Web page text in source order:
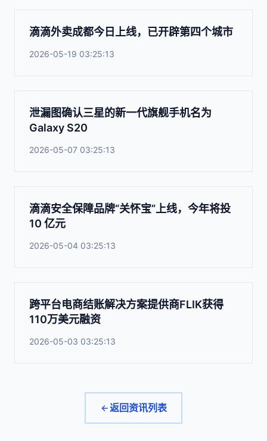
滴滴外卖成都今日上线，已开辟第四个城市
2026-05-19 03:25:13
泄漏图确认三星的新一代旗舰手机名为
Galaxy S20
2026-05-07 03:25:13
滴滴安全保障品牌“关怀宝”上线，今年将投
10 亿元
2026-05-04 03:25:13
跨平台电商结账解决方案提供商FLIK获得
110万美元融资
2026-05-03 03:25:13
返回资讯列表